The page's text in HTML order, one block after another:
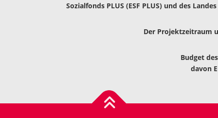
Sozialfonds PLUS (ESF PLUS) und des
Der Projektzeitraum
Budget
davon